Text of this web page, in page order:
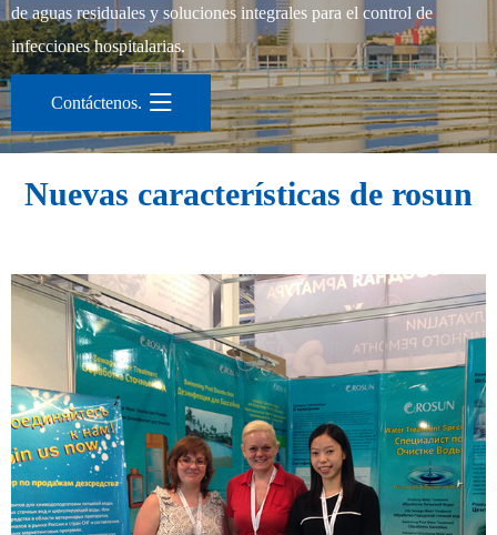
de aguas residuales y soluciones integrales para el control de
infecciones hospitalarias.
Contáctenos. 
Nuevas características de rosun